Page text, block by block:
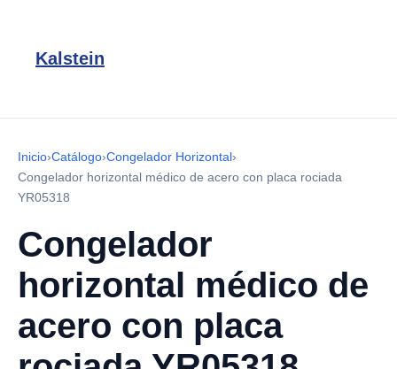
Kalstein
Inicio›Catálogo›Congelador Horizontal›
Congelador horizontal médico de acero con placa rociada
YR05318
Congelador
horizontal médico de
acero con placa